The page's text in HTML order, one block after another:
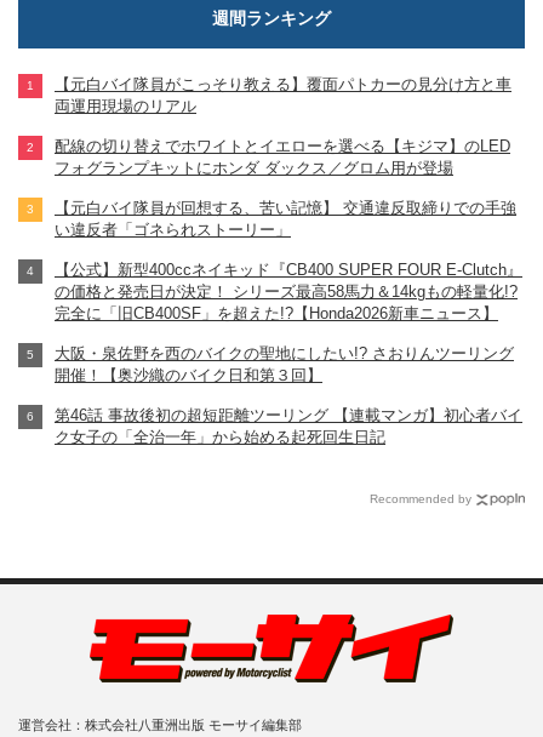
週間ランキング
【元白バイ隊員がこっそり教える】覆面パトカーの見分け方と車
両運用現場のリアル
配線の切り替えでホワイトとイエローを選べる【キジマ】のLED
フォグランプキットにホンダ ダックス／グロム用が登場
【元白バイ隊員が回想する、苦い記憶】 交通違反取締りでの手強
い違反者「ゴネられストーリー」
【公式】新型400ccネイキッド『CB400 SUPER FOUR E-Clutch』
の価格と発売日が決定！ シリーズ最高58馬力＆14kgもの軽量化!?
完全に「旧CB400SF」を超えた!?【Honda2026新車ニュース】
大阪・泉佐野を西のバイクの聖地にしたい!? さおりんツーリング
開催！【奥沙織のバイク日和第３回】
第46話 事故後初の超短距離ツーリング 【連載マンガ】初心者バイ
ク女子の「全治一年」から始める起死回生日記
Recommended by
運営会社：株式会社八重洲出版 モーサイ編集部